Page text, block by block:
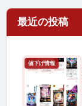
最近の投稿
値下げ情報